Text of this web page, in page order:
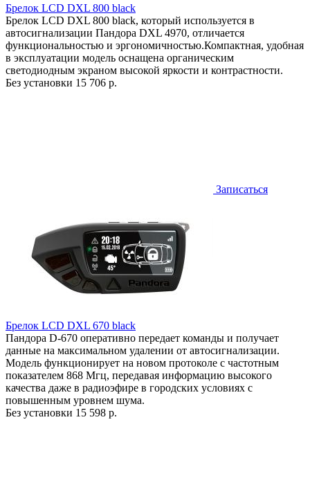
Брелок LCD DXL 800 black
Брелок LCD DXL 800 black, который используется в
автосигнализации Пандора DXL 4970, отличается
функциональностью и эргономичностью.Компактная, удобная
в эксплуатации модель оснащена органическим
светодиодным экраном высокой яркости и контрастности.
Без установки 15 706 р.
Записаться
Брелок LCD DXL 670 black
Пандора D-670 оперативно передает команды и получает
данные на максимальном удалении от автосигнализации.
Модель функционирует на новом протоколе с частотным
показателем 868 Мгц, передавая информацию высокого
качества даже в радиоэфире в городских условиях с
повышенным уровнем шума.
Без установки 15 598 р.